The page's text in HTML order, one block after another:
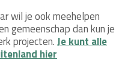
wil je ook meehelpen
gemeenschap dan kun je
projecten.Je kunt alle
hier